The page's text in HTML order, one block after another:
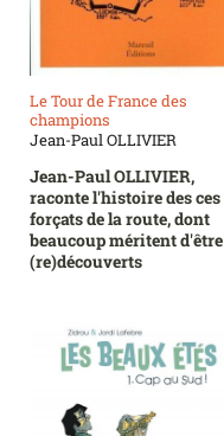
Le Tour de France des
champions
Jean-Paul OLLIVIER
Jean-Paul OLLIVIER,
raconte l'histoire des ces
forçats de la route, dont
beaucoup méritent d'être
(re)découverts